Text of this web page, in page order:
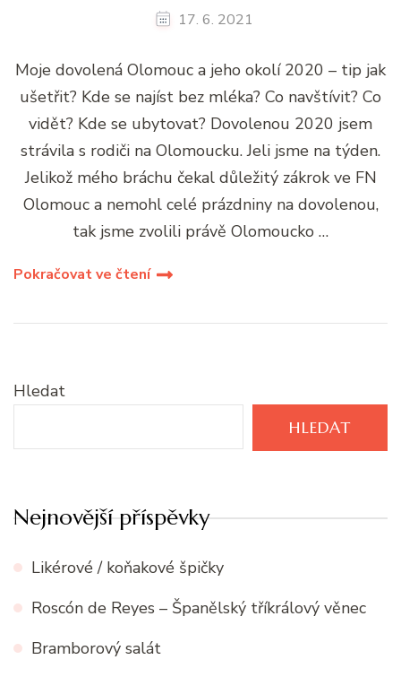
17. 6. 2021
Moje dovolená Olomouc a jeho okolí 2020 – tip jak
ušetřit? Kde se najíst bez mléka? Co navštívit? Co
vidět? Kde se ubytovat? Dovolenou 2020 jsem
strávila s rodiči na Olomoucku. Jeli jsme na týden.
Jelikož mého bráchu čekal důležitý zákrok ve FN
Olomouc a nemohl celé prázdniny na dovolenou,
tak jsme zvolili právě Olomoucko …
Pokračovat ve čtení
Hledat
HLEDAT
Nejnovější příspěvky
Likérové / koňakové špičky
Roscón de Reyes – Španělský tříkrálový věnec
Bramborový salát